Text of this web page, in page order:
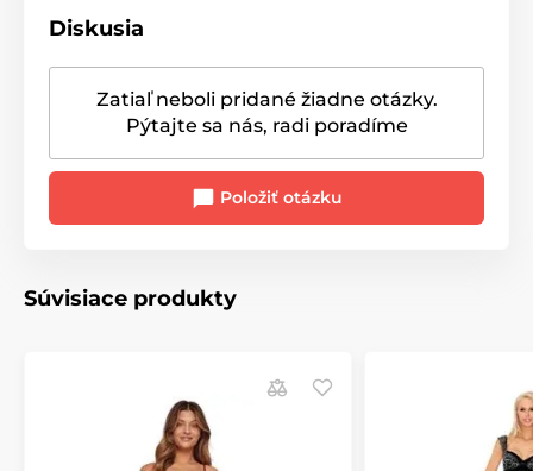
Diskusia
Zatiaľ neboli pridané žiadne otázky.
Pýtajte sa nás, radi poradíme
Položiť otázku
Súvisiace produkty